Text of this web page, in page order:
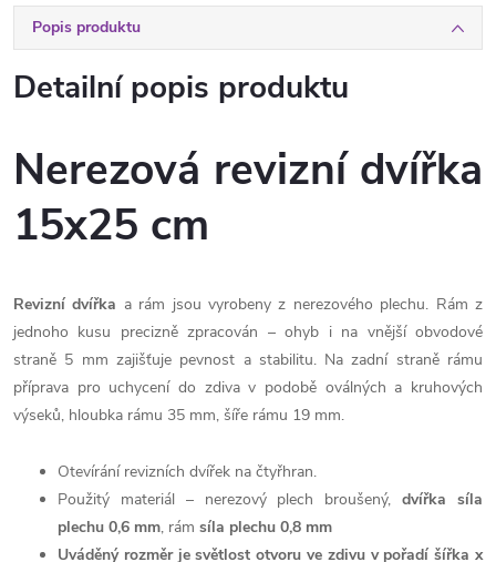
Popis produktu
Detailní popis produktu
Nerezová revizní dvířka
15x25 cm
Revizní dvířka a rám jsou vyrobeny z nerezového plechu. Rám z
jednoho kusu precizně zpracován – ohyb i na vnější obvodové
straně 5 mm zajišťuje pevnost a stabilitu. Na zadní straně rámu
příprava pro uchycení do zdiva v podobě oválných a kruhových
výseků, hloubka rámu 35 mm, šíře rámu 19 mm.
Otevírání revizních dvířek na čtyřhran.
Použitý materiál – nerezový plech broušený,dvířka síla
plechu 0,6 mm, rám síla plechu 0,8 mm
Uváděný rozměr je světlost otvoru ve zdivu v pořadí šířka x